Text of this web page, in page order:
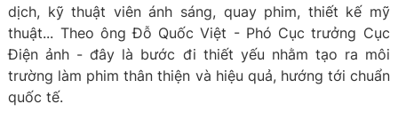
dịch, kỹ thuật viên ánh sáng, quay phim, thiết kế mỹ
thuật... Theo ông Đỗ Quốc Việt - Phó Cục trưởng Cục
Điện ảnh - đây là bước đi thiết yếu nhằm tạo ra môi
trường làm phim thân thiện và hiệu quả, hướng tới chuẩn
quốc tế.